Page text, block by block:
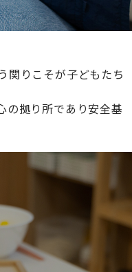
関りこそが子どもたち
の拠り所であり安全基